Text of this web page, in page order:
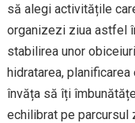
să alegi activitățile
organizezi ziua astfel
stabilirea unor
hidratarea,
învăța să îți
echilibrat pe parcursul